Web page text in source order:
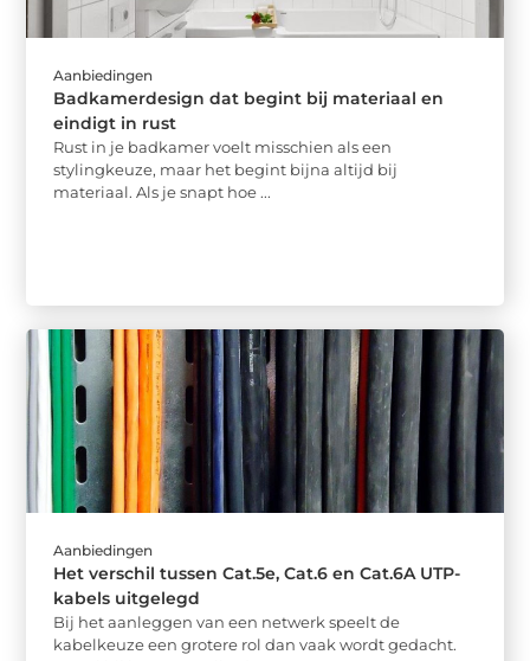
Aanbiedingen
Badkamerdesign dat begint bij materiaal en
eindigt in rust
Rust in je badkamer voelt misschien als een
stylingkeuze, maar het begint bijna altijd bij
materiaal. Als je snapt hoe ...
Aanbiedingen
Het verschil tussen Cat.5e, Cat.6 en Cat.6A UTP-
kabels uitgelegd
Bij het aanleggen van een netwerk speelt de
kabelkeuze een grotere rol dan vaak wordt gedacht.